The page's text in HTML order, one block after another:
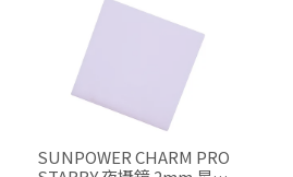
SUNPOWER CHARM PRO